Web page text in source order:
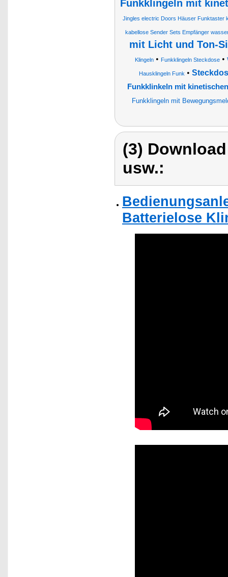
Funkklingeln mit
Jingles electric Doors Häuser Funktaster
kabellose Sender Sets Empfänger
mit Licht und Ton-
Klingeln• Funkklingeln Steckdose•
Hausklingeln Funk •
Funkklinkeln mit
Funkklingeln mit
(3)
usw.:
Batterielose